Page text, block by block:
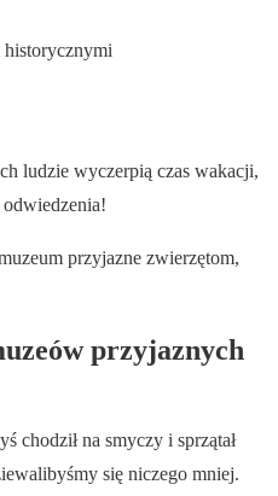
historycznymi
ludzie wyczerpią czas wakacji,
przyjazne zwierzętom,
przyjaznych
chodził na smyczy i sprzątał
się niczego mniej.